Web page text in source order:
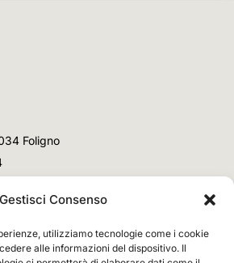
Gestisci Consenso
utilizziamo tecnologie come i cookie
alle informazioni del dispositivo. Il
Foligno